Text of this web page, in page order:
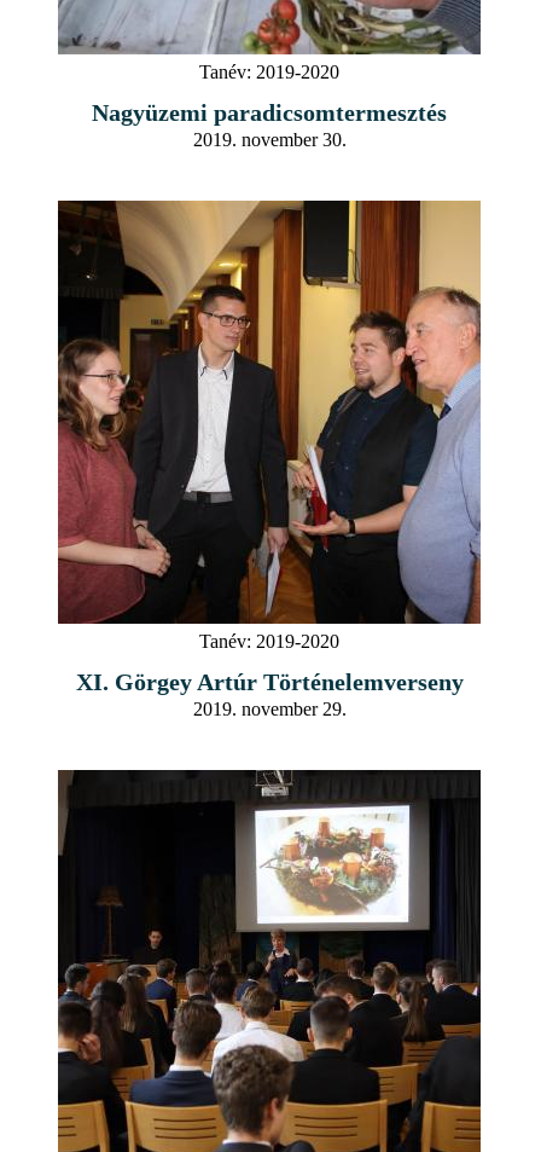
Tanév: 2019-2020
Nagyüzemi paradicsomtermesztés
2019. november 30.
Tanév: 2019-2020
XI. Görgey Artúr Történelemverseny
2019. november 29.